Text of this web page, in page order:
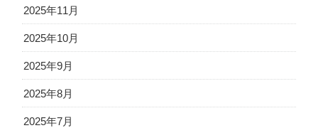
2025年11月
2025年10月
2025年9月
2025年8月
2025年7月